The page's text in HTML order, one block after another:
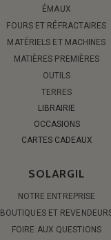
ÉMAUX
FOURS ET RÉFRACTAIRES
MATÉRIELS ET MACHINES
MATIÈRES PREMIÈRES
OUTILS
TERRES
LIBRAIRIE
OCCASIONS
CARTES CADEAUX
SOLARGIL
NOTRE ENTREPRISE
BOUTIQUES ET
FOIRE AUX QUESTIONS